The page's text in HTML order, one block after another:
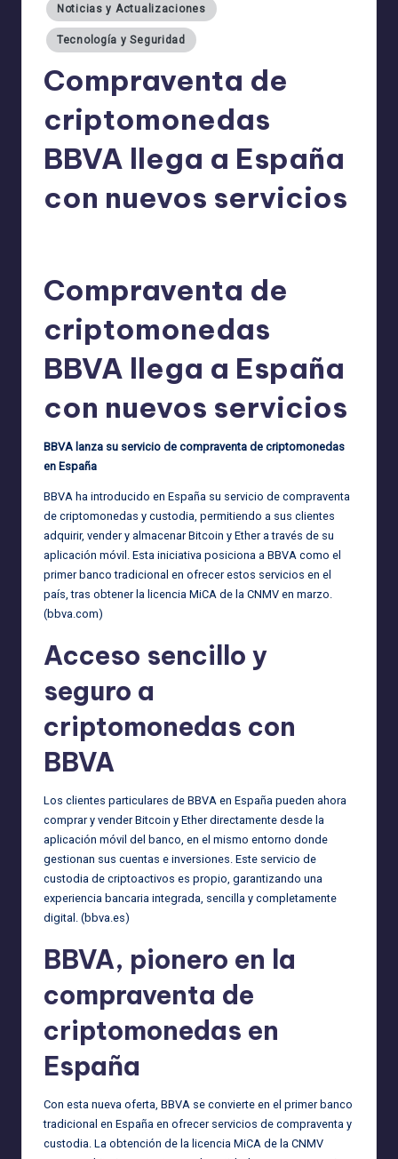
Noticias y Actualizaciones
Tecnología y Seguridad
Compraventa de
criptomonedas
BBVA llega a España
con nuevos servicios
Compraventa de
criptomonedas
BBVA llega a España
con nuevos servicios
BBVA lanza su servicio de compraventa de criptomonedas
en España
BBVA ha introducido en España su servicio de compraventa
de criptomonedas y custodia, permitiendo a sus clientes
adquirir, vender y almacenar Bitcoin y Ether a través de su
aplicación móvil. Esta iniciativa posiciona a BBVA como el
primer banco tradicional en ofrecer estos servicios en el
país, tras obtener la licencia MiCA de la CNMV en marzo.
(bbva.com)
Acceso sencillo y
seguro a
criptomonedas con
BBVA
Los clientes particulares de BBVA en España pueden ahora
comprar y vender Bitcoin y Ether directamente desde la
aplicación móvil del banco, en el mismo entorno donde
gestionan sus cuentas e inversiones. Este servicio de
custodia de criptoactivos es propio, garantizando una
experiencia bancaria integrada, sencilla y completamente
digital. (bbva.es)
BBVA, pionero en la
compraventa de
criptomonedas en
España
Con esta nueva oferta, BBVA se convierte en el primer banco
tradicional en España en ofrecer servicios de compraventa y
custodia. La obtención de la licencia MiCA de la CNMV